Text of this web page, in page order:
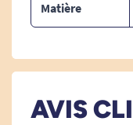
Découvrez
Découvrez
Matière
AVIS